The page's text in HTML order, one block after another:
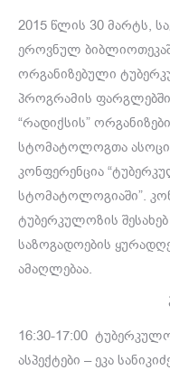
2015 წლის 30 მარტს,
ეროვნულ
ორგანიზებული
პროგრამის
“რადიქსის”
სტომატოლოგთა
კონფერენცია
სტომატოლოგიაში”.
ტუბერკულოზის
საზოგადოების
ამაღლებაა.
16:30-17:00
ასპექტები – ეკა